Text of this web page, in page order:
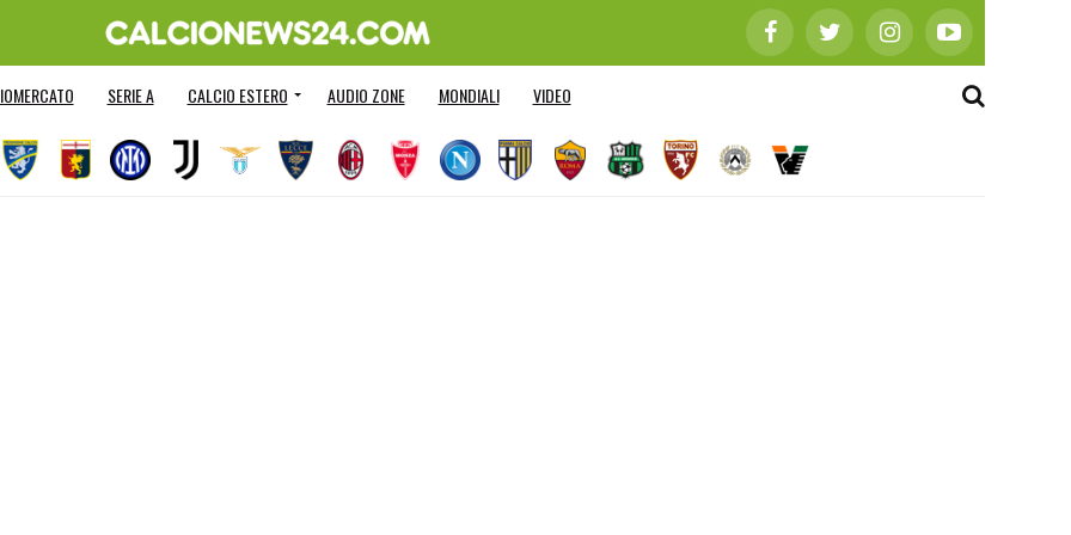
SERIE A CALCIO ESTERO AUDIO ZONE MONDIALI VIDEO